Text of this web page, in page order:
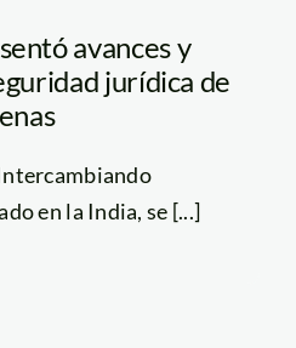
avances y
jurídica de
en la India, se [...]